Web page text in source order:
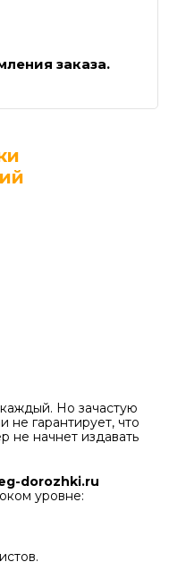
заказа.
Но зачастую
не гарантирует, что
не начнет издавать
dorozhki.ru
уровне: